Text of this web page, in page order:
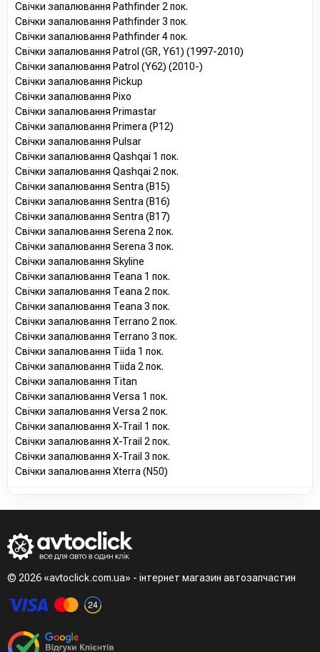
Свічки запалювання Pathfinder 2 пок.
Свічки запалювання Pathfinder 3 пок.
Свічки запалювання Pathfinder 4 пок.
Свічки запалювання Patrol (GR, Y61) (1997-2010)
Свічки запалювання Patrol (Y62) (2010-)
Свічки запалювання Pickup
Свічки запалювання Pixo
Свічки запалювання Primastar
Свічки запалювання Primera (P12)
Свічки запалювання Pulsar
Свічки запалювання Qashqai 1 пок.
Свічки запалювання Qashqai 2 пок.
Свічки запалювання Sentra (B15)
Свічки запалювання Sentra (B16)
Свічки запалювання Sentra (B17)
Свічки запалювання Serena 2 пок.
Свічки запалювання Serena 3 пок.
Свічки запалювання Skyline
Свічки запалювання Teana 1 пок.
Свічки запалювання Teana 2 пок.
Свічки запалювання Teana 3 пок.
Свічки запалювання Terrano 2 пок.
Свічки запалювання Terrano 3 пок.
Свічки запалювання Tiida 1 пок.
Свічки запалювання Tiida 2 пок.
Свічки запалювання Titan
Свічки запалювання Versa 1 пок.
Свічки запалювання Versa 2 пок.
Свічки запалювання X-Trail 1 пок.
Свічки запалювання X-Trail 2 пок.
Свічки запалювання X-Trail 3 пок.
Свічки запалювання Xterra (N50)
© 2026 «avtoclick.com.ua» - інтернет магазин автозапчастин